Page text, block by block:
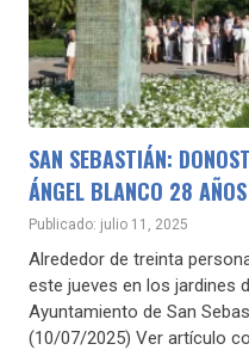
SAN SEBASTIÁN:
ÁNGEL BLANCO 28
Publicado: julio 11, 2025
Alrededor de treinta
este jueves en los jardines
Ayuntamiento de San
(10/07/2025) Ver artículo